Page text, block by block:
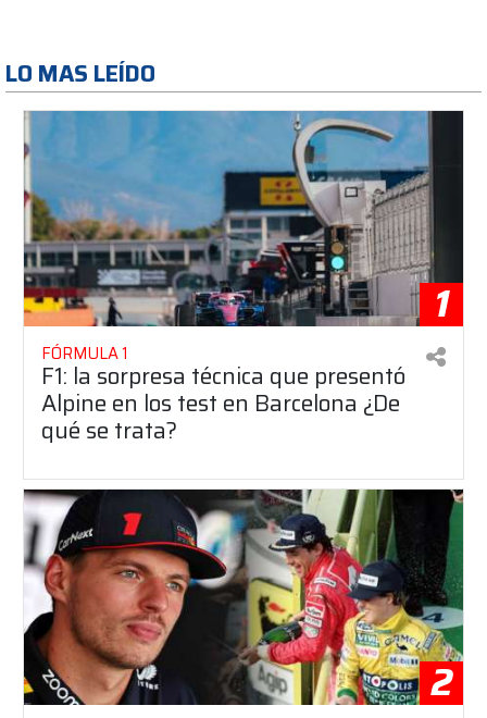
LO MAS LEÍDO
1
FÓRMULA 1
F1: la sorpresa técnica que presentó
Alpine en los test en Barcelona ¿De
qué se trata?
2